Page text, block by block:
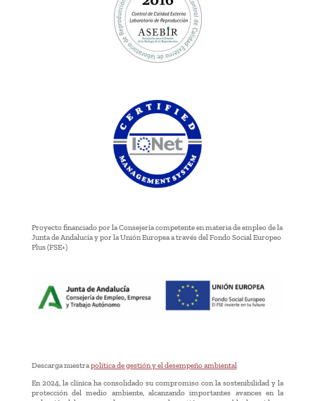
Proyecto financiado por la Consejería competente en materia de empleo de la
Junta de Andalucía y por la Unión Europea a través del Fondo Social Europeo
Plus (FSE+)
Descarga nuestrapolítica de gestión y el desempeño ambiental
En 2024, la clínica ha consolidado su compromiso con la sostenibilidad y la
protección del medio ambiente, alcanzando importantes avances en la